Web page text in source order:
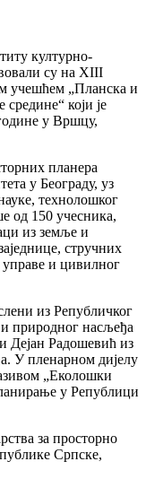
културно-
су на XIII
учешћем „Планска и
који је
у Вршцу,
планера
у Београду, уз
технолошког
од 150 учесника,
из земље и
стручних
управе и цивилног
из Републичког
и природног насљеђа
Дејан Радошевић из
У пленарном дијелу
„Еколошки
у Републици
за просторно
Српске,